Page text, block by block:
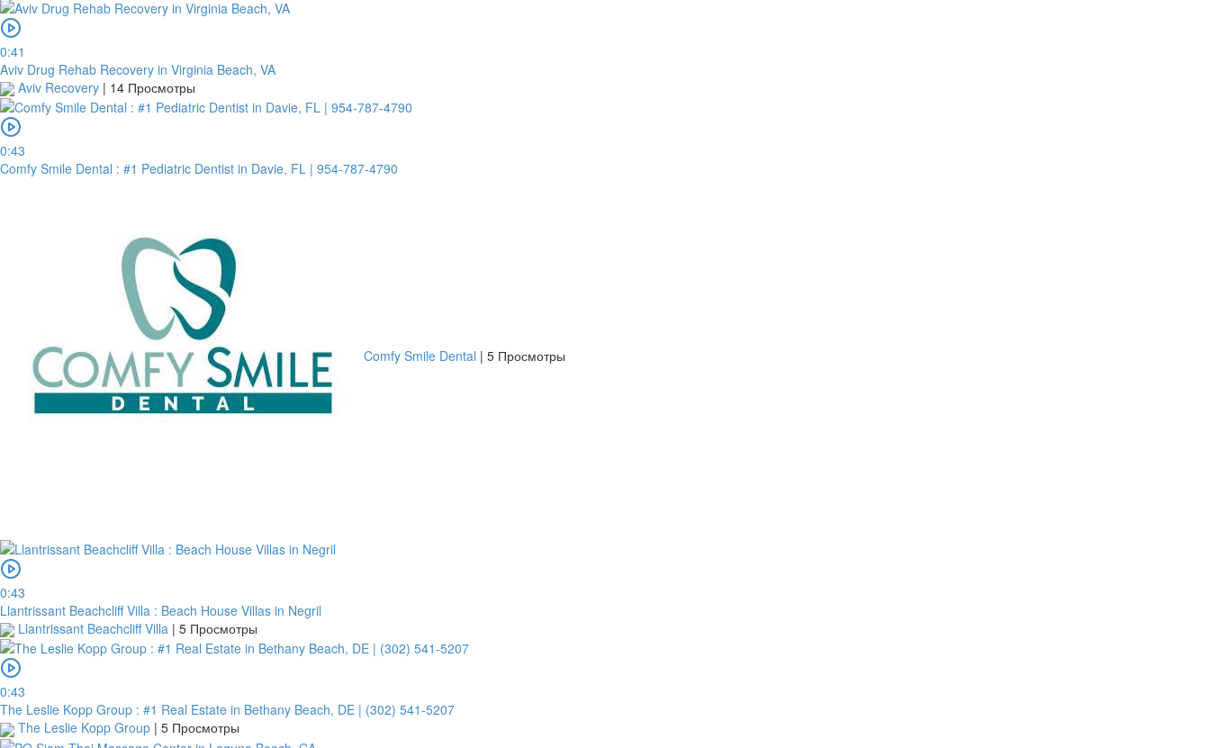
0:41
Aviv Drug Rehab Recovery in Virginia Beach, VA
Aviv Recovery | 14 Просмотры
0:43
Comfy Smile Dental : #1 Pediatric Dentist in Davie, FL | 954-787-4790
Comfy Smile Dental | 5 Просмотры
0:43
Llantrissant Beachcliff Villa : Beach House Villas in Negril
Llantrissant Beachcliff Villa | 5 Просмотры
0:43
The Leslie Kopp Group : #1 Real Estate in Bethany Beach, DE | (302) 541-5207
The Leslie Kopp Group | 5 Просмотры